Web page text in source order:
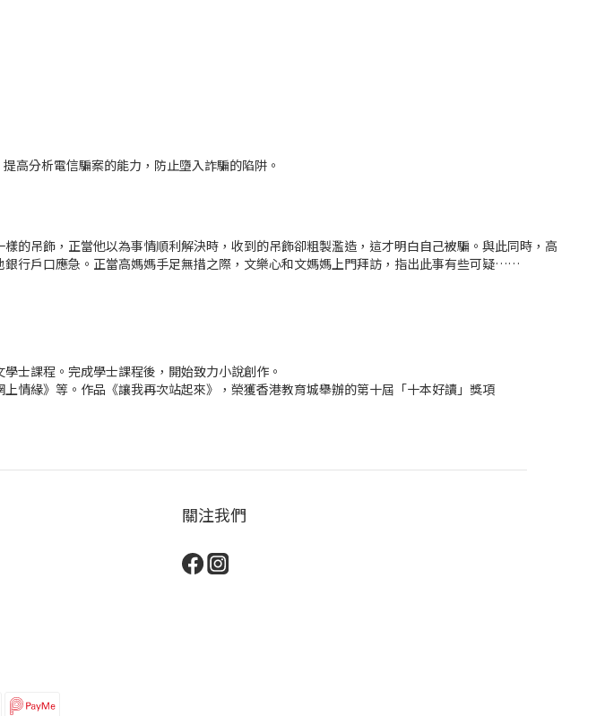
高分析電信騙案的能力，防止墮入詐騙的陷阱。
的吊飾，正當他以為事情順利解決時，收到的吊飾卻粗製濫造，這才明白自己被騙。與此同時，高
行戶口應急。正當高媽媽手足無措之際，文樂心和文媽媽上門拜訪，指出此事有些可疑……
士課程。完成學士課程後，開始致力小說創作。
情緣》等。作品《讓我再次站起來》，榮獲香港教育城舉辦的第十屆「十本好讀」獎項
關注我們